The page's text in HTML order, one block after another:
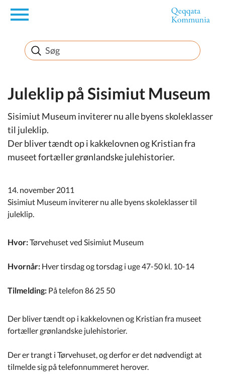
en
Borger
Erhverv
Politik
Turisme
Selvbetjening
Om Kommunen
Juleklip på Sisimiut Museum
Sisimiut Museum inviterer nu alle byens skoleklasser
til juleklip.
Der bliver tændt op i kakkelovnen og Kristian fra
museet fortæller grønlandske julehistorier.
14. november 2011
Sisimiut Museum inviterer nu alle byens skoleklasser til
juleklip.
Hvor:Tørvehuset ved Sisimiut Museum
Hvornår: Hver tirsdag og torsdag i uge 47-50 kl. 10-14
Tilmelding: På telefon 86 25 50
Der bliver tændt op i kakkelovnen og Kristian fra museet
fortæller grønlandske julehistorier.
Der er trangt i Tørvehuset, og derfor er det nødvendigt at
tilmelde sig på telefonnummeret herover.